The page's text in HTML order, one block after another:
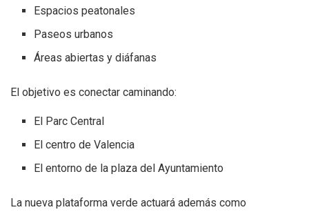
Espacios peatonales
Paseos urbanos
Áreas abiertas y diáfanas
El objetivo es conectar caminando:
El Parc Central
El centro de Valencia
El entorno de la plaza del Ayuntamiento
La nueva plataforma verde actuará además como